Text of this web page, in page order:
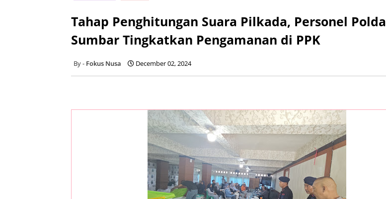
Tahap Penghitungan Suara Pilkada, Personel Polda
Sumbar Tingkatkan Pengamanan di PPK
Fokus Nusa December 02, 2024